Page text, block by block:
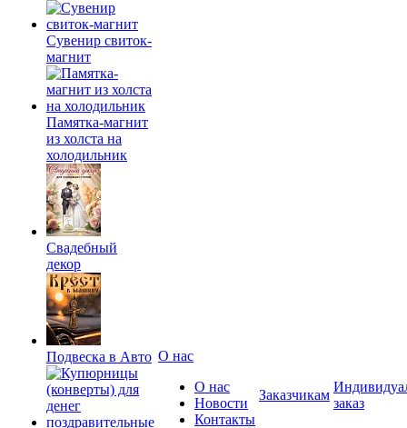
Сувенир свиток-
магнит
Памятка-магнит
из холста на
холодильник
Свадебный
декор
Подвеска в Авто О нас
О нас
Новости
Контакты
Заказчикам
заказ